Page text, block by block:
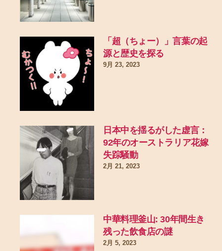
「超（ちょー）」言葉の起
源と歴史を探る
9月 23, 2023
日本中を揺るがした虚言：
92年のオーストラリア花嫁
失踪騒動
2月 21, 2023
中華料理釜山: 30年間生き
残った飲食店の謎
2月 5, 2023